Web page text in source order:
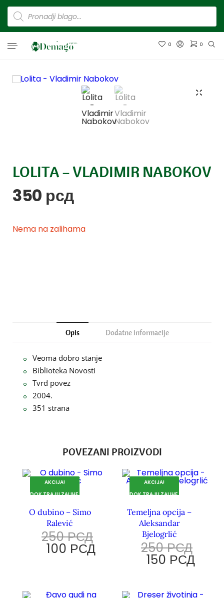
0 0
LOLITA – VLADIMIR NABOKOV
350 рсд
Nema na zalihama
Opis Dodatne informacije
Veoma dobro stanje
Biblioteka Novosti
Tvrd povez
2004.
351 strana
POVEZANI PROIZVODI
AKCIJA!
DOK TRAJU ZALIHE.
O dubino – Simo
Ralević
250РСД
100 РСД
AKCIJA!
DOK TRAJU ZALIHE.
Temeljna opcija –
Aleksandar
Bjelogrlić
250РСД
150 РСД